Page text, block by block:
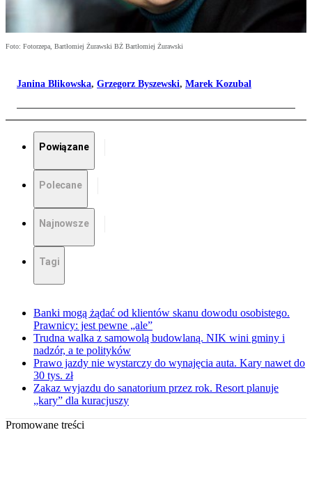
Foto: Fotorzepa, Bartłomiej Żurawski BŻ Bartłomiej Żurawski
Janina Blikowska, Grzegorz Byszewski, Marek Kozubal
Powiązane
Polecane
Najnowsze
Tagi
Banki mogą żądać od klientów skanu dowodu osobistego.
Prawnicy: jest pewne „ale”
Trudna walka z samowolą budowlaną. NIK wini gminy i
nadzór, a te polityków
Prawo jazdy nie wystarczy do wynajęcia auta. Kary nawet do
30 tys. zł
Zakaz wyjazdu do sanatorium przez rok. Resort planuje
„kary” dla kuracjuszy
Promowane treści